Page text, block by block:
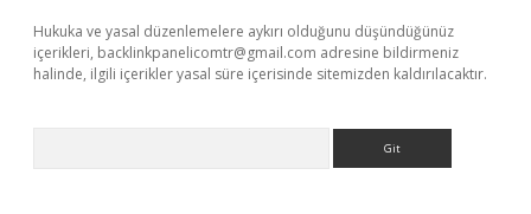
Hukuka ve yasal düzenlemelere aykırı olduğunu düşündüğünüz
içerikleri, backlinkpanelicomtr@gmail.com adresine bildirmeniz
halinde, ilgili içerikler yasal süre içerisinde sitemizden kaldırılacaktır.